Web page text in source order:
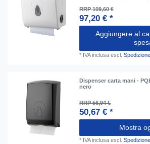
RRP 109,60 €
97,20 € *
Aggiungere al
* IVA inclusa escl.Spedizione
Dispenser carta mani -
nero
RRP 56,94 €
50,67 € *
Mostra
* IVA inclusa escl.Spedizione